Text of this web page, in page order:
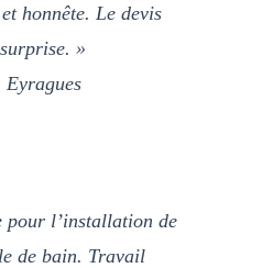
honnête. Le devis
»
pour l’installation de
de bain. Travail